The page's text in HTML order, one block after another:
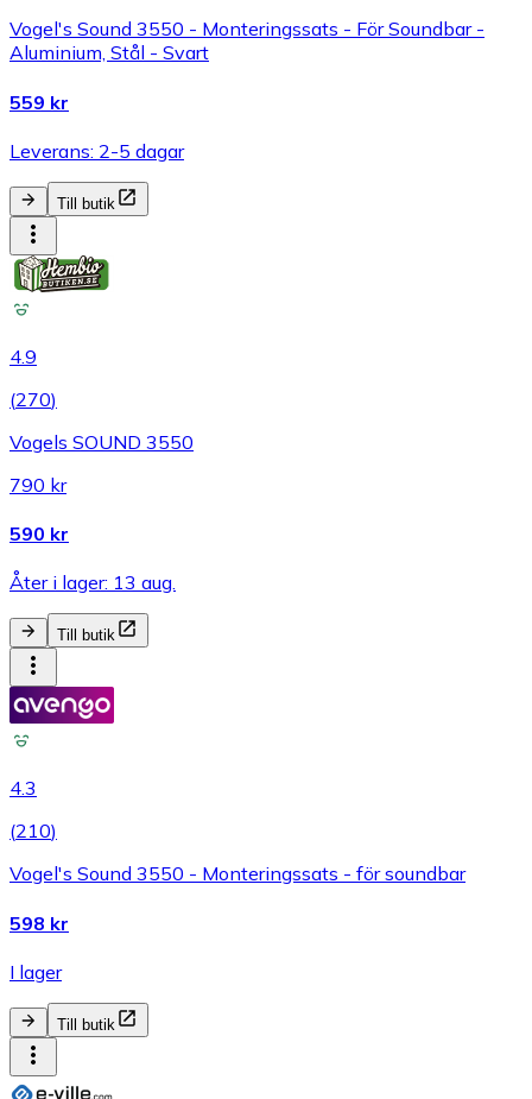
Vogel's Sound 3550 - Monteringssats - För Soundbar -
Aluminium, Stål - Svart
559 kr
Leverans: 2-5 dagar
Till butik
4.9
(270)
Vogels SOUND 3550
790 kr
590 kr
Åter i lager: 13 aug.
Till butik
4.3
(210)
Vogel's Sound 3550 - Monteringssats - för soundbar
598 kr
I lager
Till butik